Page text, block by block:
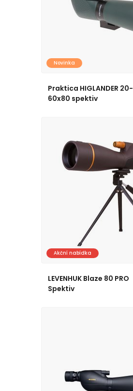
Novinka
Praktica HIGLANDER 20-
60x80 spektiv
Akční nabídka
LEVENHUK Blaze 80 PRO
Spektiv